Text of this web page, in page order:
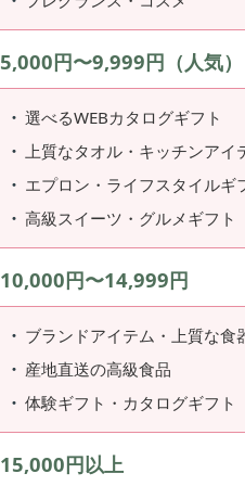
5,000円〜9,999円（人気）
選べるWEBカタログギフト
上質なタオル・キッチンアイ
エプロン・ライフスタイルギ
高級スイーツ・グルメギフト
10,000円〜14,999円
ブランドアイテム・上質な食
産地直送の高級食品
体験ギフト・カタログギフト
15,000円以上